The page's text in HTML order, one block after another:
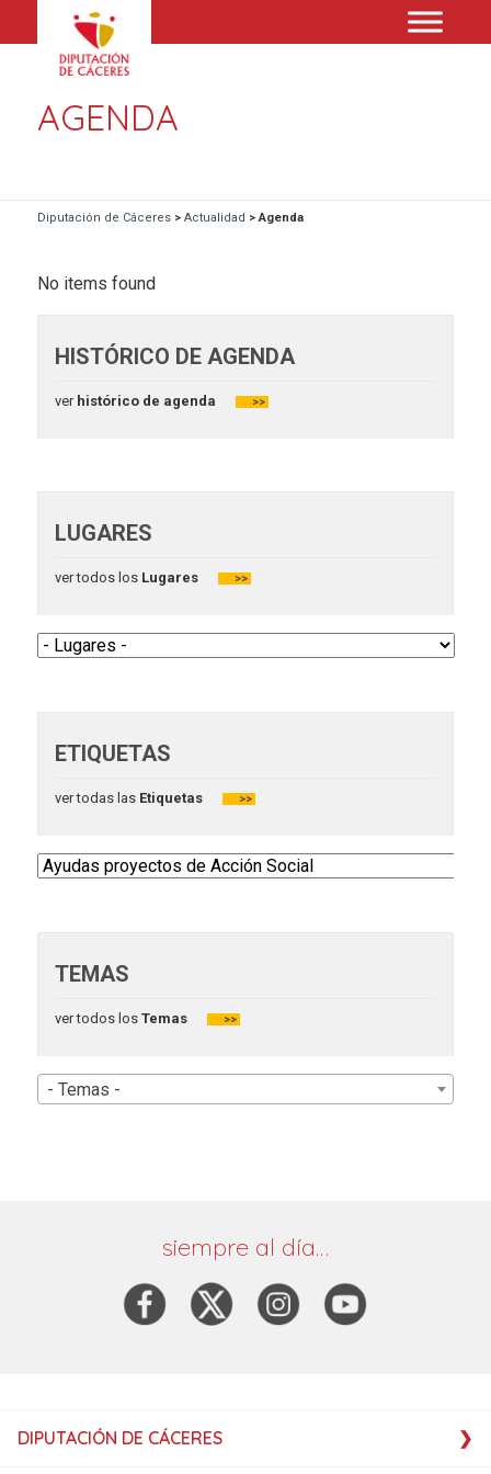
AGENDA
Diputación de Cáceres> Actualidad >Agenda
No items found
HISTÓRICO DE AGENDA
verhistórico de agenda >>
LUGARES
ver todos losLugares >>
ETIQUETAS
ver todas las Etiquetas >>
TEMAS
ver todos los Temas >>
- Temas -
siempre al día…
DIPUTACIÓN DE CÁCERES